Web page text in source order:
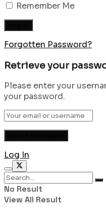
Remember Me
Forgotten Password?
Retrieve your
Please enter your
your password.
Log In
No Result
View All Result